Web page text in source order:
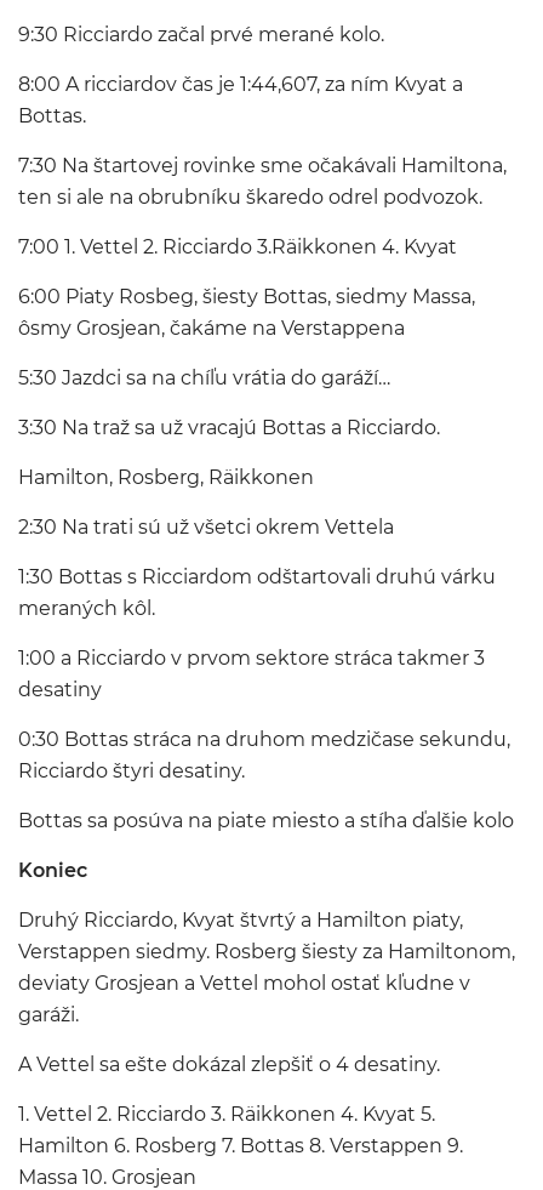
9:30 Ricciardo začal prvé merané kolo.
8:00 A ricciardov čas je 1:44,607, za ním Kvyat a
Bottas.
7:30 Na štartovej rovinke sme očakávali Hamiltona,
ten si ale na obrubníku škaredo odrel podvozok.
7:00 1. Vettel 2. Ricciardo 3.Räikkonen 4. Kvyat
6:00 Piaty Rosbeg, šiesty Bottas, siedmy Massa,
ôsmy Grosjean, čakáme na Verstappena
5:30 Jazdci sa na chíľu vrátia do garáží…
3:30 Na traž sa už vracajú Bottas a Ricciardo.
Hamilton, Rosberg, Räikkonen
2:30 Na trati sú už všetci okrem Vettela
1:30 Bottas s Ricciardom odštartovali druhú várku
meraných kôl.
1:00 a Ricciardo v prvom sektore stráca takmer 3
desatiny
0:30 Bottas stráca na druhom medzičase sekundu,
Ricciardo štyri desatiny.
Bottas sa posúva na piate miesto a stíha ďalšie kolo
Koniec
Druhý Ricciardo, Kvyat štvrtý a Hamilton piaty,
Verstappen siedmy. Rosberg šiesty za Hamiltonom,
deviaty Grosjean a Vettel mohol ostať kľudne v
garáži.
A Vettel sa ešte dokázal zlepšiť o 4 desatiny.
1. Vettel 2. Ricciardo 3. Räikkonen 4. Kvyat 5.
Hamilton 6. Rosberg 7. Bottas 8. Verstappen 9.
Massa 10. Grosjean